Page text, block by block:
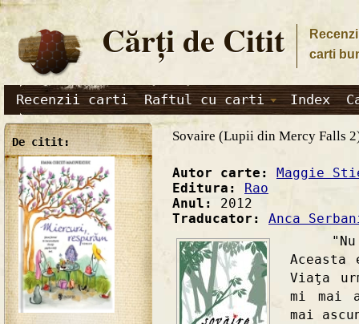
Cărţi de Citit
carti
Recenzii carti Raftul cu carti Index
De citit: Sovaire (Lupii din Mercy Falls
Autor carte: Maggie
Editura: Rao
Anul: 2012
Traducator: Anca
"Nu
Viaţa
mi mai
mai